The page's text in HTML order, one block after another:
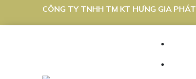
CÔNG TY TNHH TM KT HƯNG GIA PHÁT